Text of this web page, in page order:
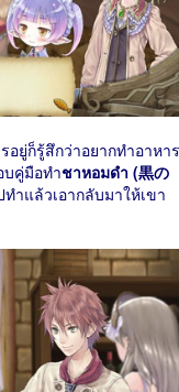
อยู่ก็รู้สึกว่าอยากทำอาหาร
บคู่มือทำชาหอมดำ (黒の
ทำแล้วเอากลับมาให้เขา